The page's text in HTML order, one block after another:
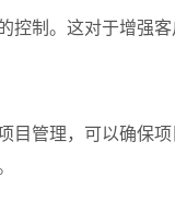
制。这对于增强
管理，可以确保